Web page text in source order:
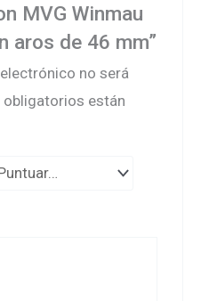
MVG Winmau
aros de 46 mm”
no será
están